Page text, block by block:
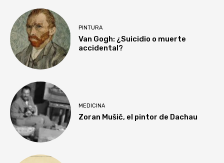
PINTURA
Van Gogh: ¿Suicidio o muerte
accidental?
MEDICINA
Zoran Mušič, el pintor de Dachau